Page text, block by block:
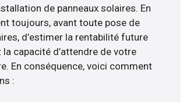
de panneaux solaires. En
toujours, avant toute pose de
d’estimer la rentabilité future
la capacité d’attendre de votre
En conséquence, voici comment
: